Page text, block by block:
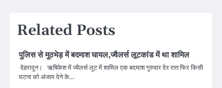
Related Posts
पुलिस से मुठभेड़ में बदमाश घायल,ज्वैलर्स लूटकांड में था शामिल
देहरादून। ऋषिकेश में ज्वैलर्स लूट में शामिल एक बदमाश गुरुवार देर रात फिर किसी
घटना को अंजाम देने के…